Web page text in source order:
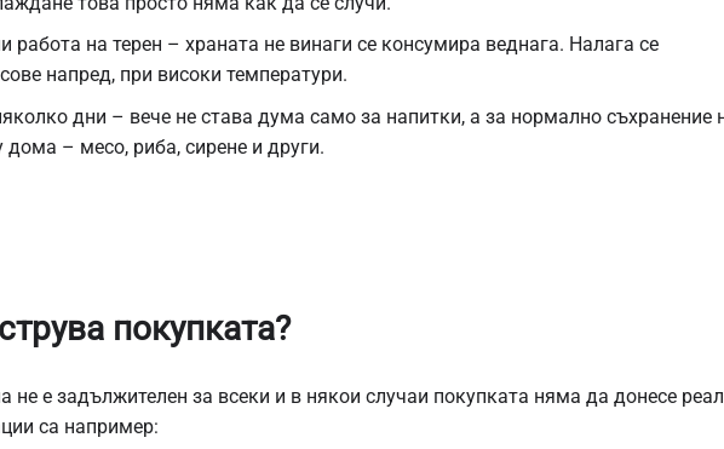
работа на терен – храната не винаги се консумира веднага. Налага се
напред, при високи температури.
дни – вече не става дума само за напитки, а за нормално съхранение
дома – месо, риба, сирене и други.
покупката?
не е задължителен за всеки и в някои случаи покупката няма да донесе
са например: